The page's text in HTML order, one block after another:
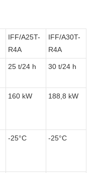
IFF/A25T-
R4A
IFF/A30T-
R4A
25 t/24 h 30 t/24 h
160 kW 188,8 kW
-25°C -25°C